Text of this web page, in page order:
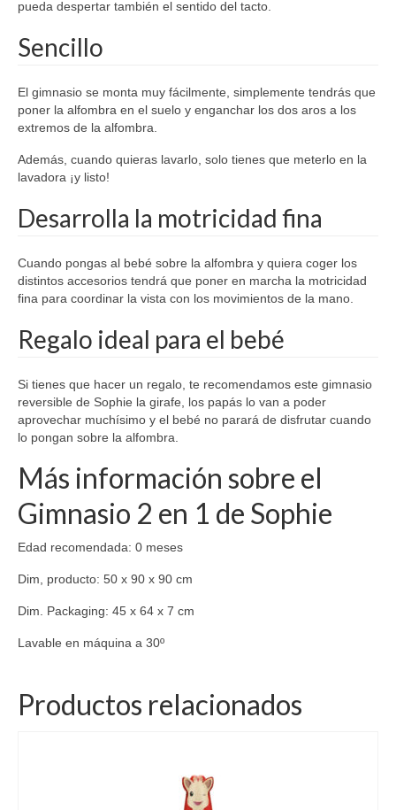
pueda despertar también el sentido del tacto.
Sencillo
El gimnasio se monta muy fácilmente, simplemente tendrás que
poner la alfombra en el suelo y enganchar los dos aros a los
extremos de la alfombra.
Además, cuando quieras lavarlo, solo tienes que meterlo en la
lavadora ¡y listo!
Desarrolla la motricidad fina
Cuando pongas al bebé sobre la alfombra y quiera coger los
distintos accesorios tendrá que poner en marcha la motricidad
fina para coordinar la vista con los movimientos de la mano.
Regalo ideal para el bebé
Si tienes que hacer un regalo, te recomendamos este gimnasio
reversible de Sophie la girafe, los papás lo van a poder
aprovechar muchísimo y el bebé no parará de disfrutar cuando
lo pongan sobre la alfombra.
Más información sobre el
Gimnasio 2 en 1 de Sophie
Edad recomendada: 0 meses
Dim, producto: 50 x 90 x 90 cm
Dim. Packaging: 45 x 64 x 7 cm
Lavable en máquina a 30º
Productos relacionados